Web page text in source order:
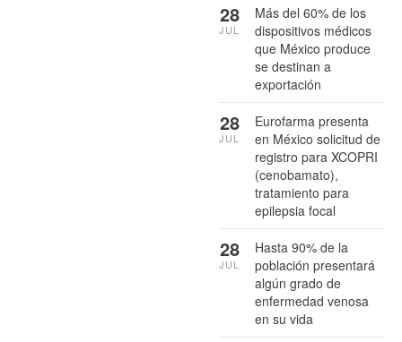
Más del 60% de los
dispositivos médicos
que México produce
se destinan a
exportación
28
JUL
Eurofarma presenta
en México solicitud de
registro para XCOPRI
(cenobamato),
tratamiento para
epilepsia focal
28
JUL
Hasta 90% de la
población presentará
algún grado de
enfermedad venosa
en su vida
28
JUL